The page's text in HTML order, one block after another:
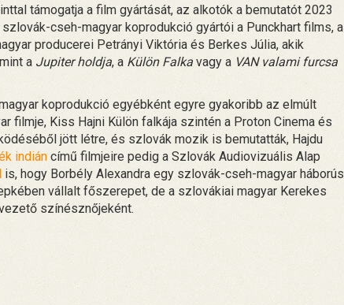
támogatja a film gyártását, az alkotók a bemutatót 2023
cseh-magyar koprodukció gyártói a Punckhart films, a
producerei Petrányi Viktória és Berkes Júlia, akik
a Jupiter holdja, a Külön Falka vagy a VAN valami furcsa
koprodukció egyébként egyre gyakoribb az elmúlt
filmje, Kiss Hajni Külön falkája szintén a Proton Cinema és
jött létre, és szlovák mozik is bemutatták, Hajdu
indián című filmjeire pedig a Szlovák Audiovizuális Alap
is, hogy Borbély Alexandra egy szlovák-cseh-magyar háborús
vállalt főszerepet, de a szlovákiai magyar Kerekes
színésznőjeként.